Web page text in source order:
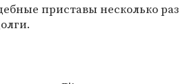
приставы несколько раз